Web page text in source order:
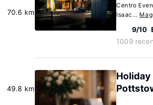
70.6 km
49.8 km
Centro
Isaac...
9/10
1009
Holiday